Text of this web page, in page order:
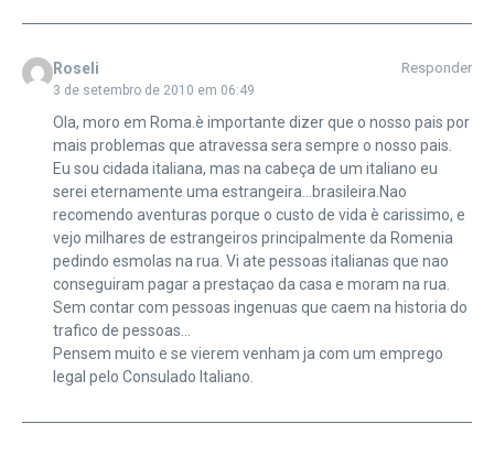
Roseli
3 de setembro de 2010 em 06:49
Responder
Ola, moro em Roma.è importante dizer que o nosso pais por
mais problemas que atravessa sera sempre o nosso pais.
Eu sou cidada italiana, mas na cabeça de um italiano eu
serei eternamente uma estrangeira…brasileira.Nao
recomendo aventuras porque o custo de vida è carissimo, e
vejo milhares de estrangeiros principalmente da Romenia
pedindo esmolas na rua. Vi ate pessoas italianas que nao
conseguiram pagar a prestaçao da casa e moram na rua.
Sem contar com pessoas ingenuas que caem na historia do
trafico de pessoas…
Pensem muito e se vierem venham ja com um emprego
legal pelo Consulado Italiano.